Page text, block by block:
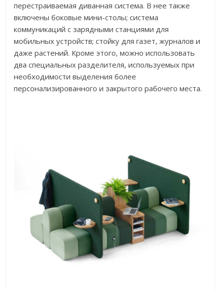
перестраиваемая диванная система. В нее также
включены боковые мини-столы; система
коммуникаций с зарядными станциями для
мобильных устройств; стойку для газет, журналов и
даже растений. Кроме этого, можно использовать
два специальных разделителя, используемых при
необходимости выделения более
персонализированного и закрытого рабочего места.